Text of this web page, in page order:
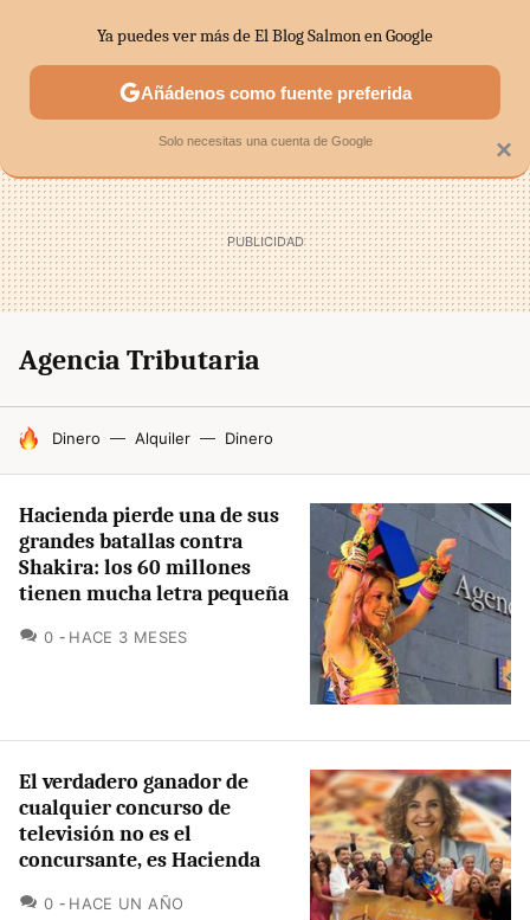
SECTORES ECONOMÍA DOMÉSTICA MERCADOS
Agencia Tributaria
HOY SE HABLA DE
Dinero Alquiler Dinero
Hacienda pierde una de sus
grandes batallas contra
Shakira: los 60 millones
tienen mucha letra pequeña
0 COMENTARIOS
HACE 3 MESES
El verdadero ganador de
cualquier concurso de
televisión no es el
concursante, es Hacienda
0 COMENTARIOS
HACE UN AÑO
×
Ya puedes ver más de El Blog Salmon en Google
Añádenos como fuente preferida
Solo necesitas una cuenta de Google